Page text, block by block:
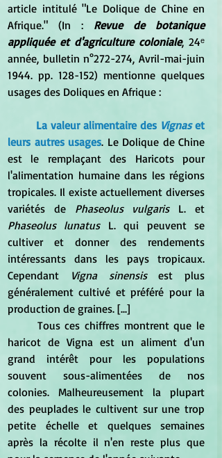
article intitulé "Le Dolique de Chine en
Afrique." (In : Revue de botanique
appliquée et d'agriculture coloniale, 24ᵉ
année, bulletin n°272-274, Avril-mai-juin
1944. pp. 128-152) mentionne quelques
usages des Doliques en Afrique :
La valeur alimentaire des Vignas et
leurs autres usages. Le Dolique de Chine
est le remplaçant des Haricots pour
l'alimentation humaine dans les régions
tropicales. Il existe actuellement diverses
variétés de Phaseolus vulgaris
Phaseolus lunatus L. qui peuvent se
cultiver et donner des rendements
intéressants dans les pays tropicaux.
Cependant
Vigna sinensis est plus
généralement cultivé et préféré pour la
production de graines. [...]
haricot de Vigna est un aliment d'un
grand intérêt pour les populations
souvent sous-alimentées de nos
colonies. Malheureusement la plupart
des peuplades le cultivent sur une trop
petite échelle et quelques semaines
après la récolte il n'en reste plus que